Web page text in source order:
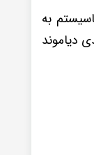
به
دیاموند